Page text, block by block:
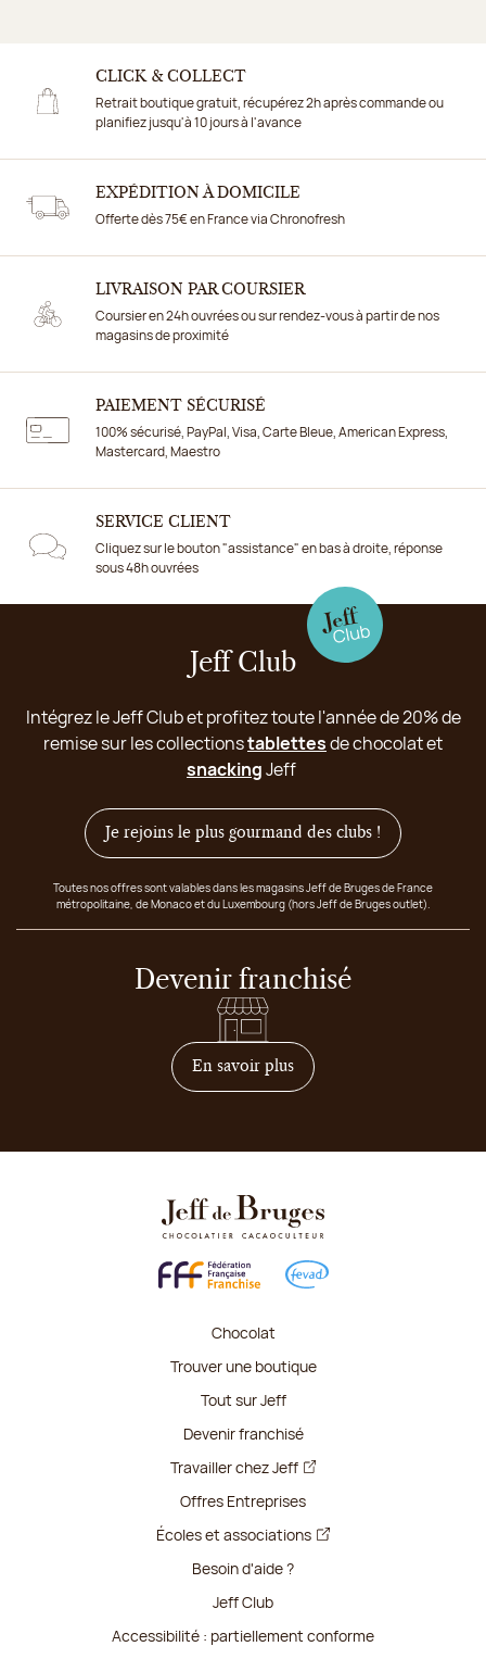
CLICK & COLLECT
Retrait boutique gratuit, récupérez 2h après commande ou
planifiez jusqu'à 10 jours à l'avance
EXPÉDITION À DOMICILE
Offerte dès 75€ en France via Chronofresh
LIVRAISON PAR COURSIER
Coursier en 24h ouvrées ou sur rendez-vous à partir de nos
magasins de proximité
PAIEMENT SÉCURISÉ
100% sécurisé, PayPal, Visa, Carte Bleue, American Express,
Mastercard, Maestro
SERVICE CLIENT
Cliquez sur le bouton "assistance" en bas à droite, réponse
sous 48h ouvrées
Jeff Club
Intégrez le Jeff Club et profitez toute l'année de 20% de
remise sur les collectionstablettesde chocolat et
snackingJeff
Je rejoins le plus gourmand des clubs !
Toutes nos offres sont valables dans les magasins Jeff de Bruges de France
métropolitaine, de Monaco et du Luxembourg (hors Jeff de Bruges outlet).
Devenir franchisé
En savoir plussur comment devenir
Chocolat
Trouver une boutique
Tout sur Jeff
Devenir franchisé
Travailler chez Jeff
Offres Entreprises
Écoles et associations
Besoin d'aide ?
Jeff Club
Accessibilité : partiellement conforme